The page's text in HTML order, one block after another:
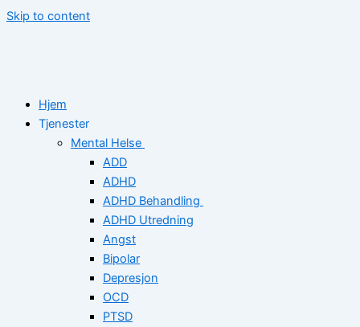
Skip to content
Hjem
Tjenester
Mental Helse
ADD
ADHD
ADHD Behandling
ADHD Utredning
Angst
Bipolar
Depresjon
OCD
PTSD